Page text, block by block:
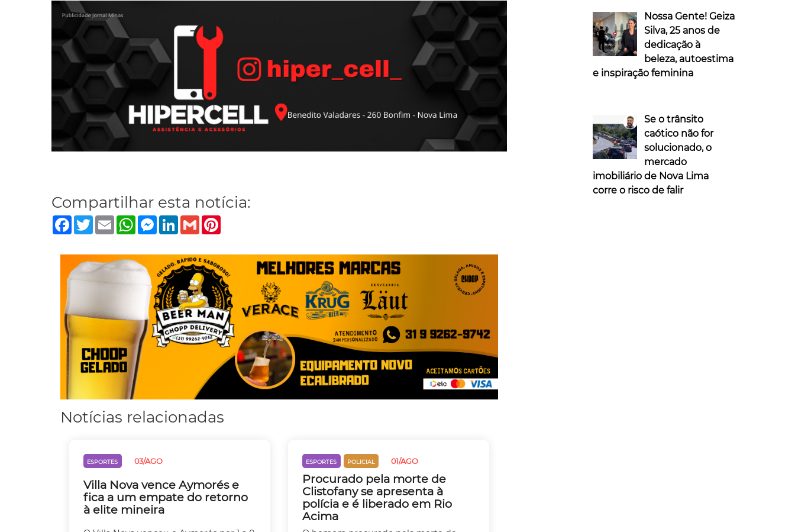
Compartilhar esta notícia:
Facebook
TwitterEmailWhatsApp
Messenger
LinkedIn
Gmail
Notícias relacionadas
ESPORTES 03/AGO
Villa Nova vence Aymorés e
fica a um empate do retorno
à elite mineira
ESPORTES POLICIAL 01/AGO
Procurado pela morte de
Clistofany se apresenta à
polícia e é liberado em Rio
Acima
Nossa Gente! Geiza
Silva, 25 anos de
dedicação à
beleza, autoestima
e inspiração feminina
Se o trânsito
caótico não for
solucionado, o
mercado
imobiliário de Nova Lima
corre o risco de falir